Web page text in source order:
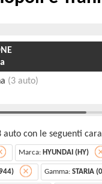
(3 auto)
auto con le seguenti
Marca: HYUNDAI (HY)
Gamma: STARIA